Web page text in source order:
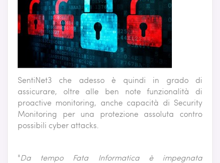
SentiNet3 che adesso è quindi in grado di
assicurare, oltre alle ben note funzionalità di
proactive monitoring, anche capacità di Security
Monitoring per una protezione assoluta contro
possibili cyber attacks.
"Da tempoFata Informatica è impegnata